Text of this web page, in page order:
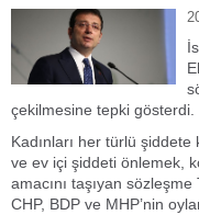
çekilmesine tepki gösterdi.
Kadınları her türlü
ve ev içi şiddeti önlemek,
amacını taşıyan
CHP, BDP ve MHP’nin